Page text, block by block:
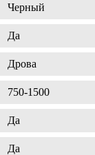
Черный
Да
Дрова
750-1500
Да
Да